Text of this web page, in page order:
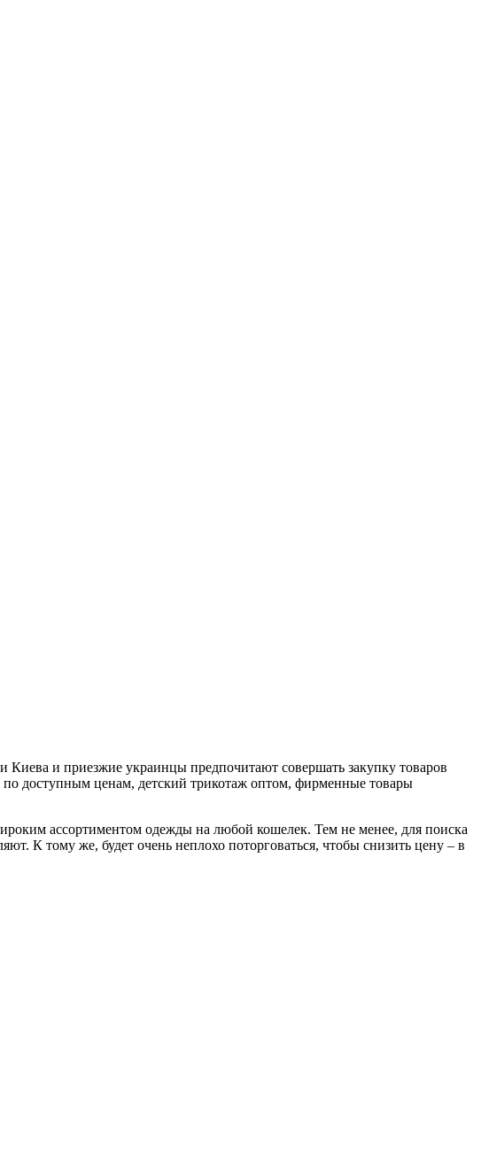
и приезжие украинцы предпочитают совершать закупку товаров
доступным ценам, детский трикотаж оптом, фирменные товары
ассортиментом одежды на любой кошелек. Тем не менее, для поиска
К тому же, будет очень неплохо поторговаться, чтобы снизить цену – в